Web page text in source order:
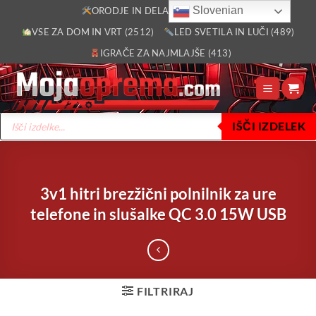
ORODJE IN DELAVNICA (2805)
VSE ZA DOM IN VRT (2512)
LED SVETILA IN LUČI (489)
IGRAČE ZA NAJMLAJŠE (413)
Products
search
IŠČI IZDELEK
3v1 hitri brezžični polnilnik za ure
telefone in slušalke QC 3.0 15W USB
FILTRIRAJ
Slovenian